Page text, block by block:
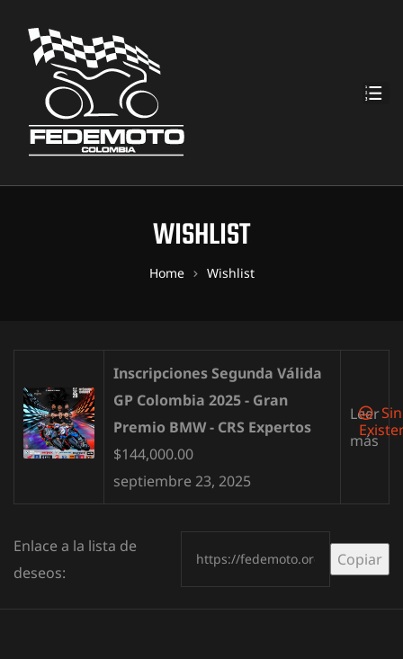
WISHLIST
Home Wishlist
Inscripciones Segunda Válida
GP Colombia 2025 - Gran
Premio BMW - CRS Expertos
$144,000.00
septiembre 23, 2025
Sin
Leer
más
Enlace a la lista de
deseos:
Copiar